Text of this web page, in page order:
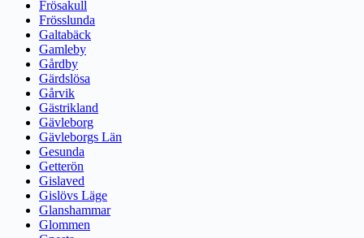
Frösakull
Frösslunda
Galtabäck
Gamleby
Gårdby
Gärdslösa
Gårvik
Gästrikland
Gävleborg
Gävleborgs Län
Gesunda
Getterön
Gislaved
Gislövs Läge
Glanshammar
Glommen